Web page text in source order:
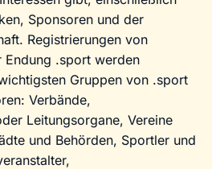
Sponsoren und der
Registrierungen von
Endung .sport werden
Gruppen von .sport
Verbände,
Leitungsorgane, Vereine
und Behörden, Sportler und